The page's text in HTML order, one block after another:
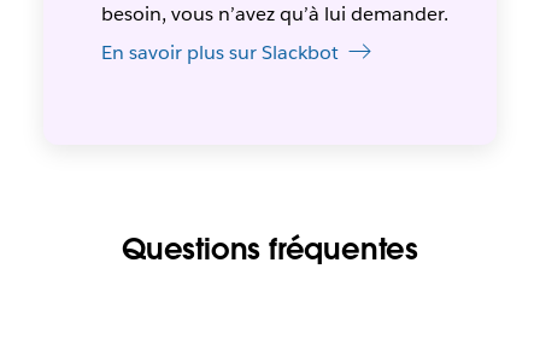
besoin, vous n’avez qu’à lui demander.
En savoir plus sur Slackbot
Questions fréquentes